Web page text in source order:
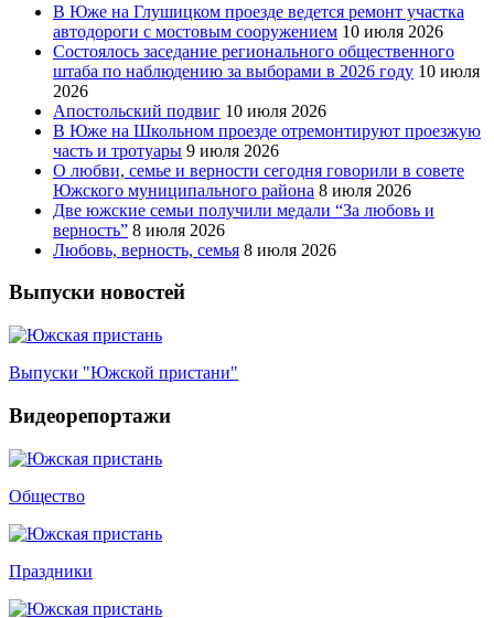
В Юже на Глушицком проезде ведется ремонт участка
автодороги с мостовым сооружением 10 июля 2026
Состоялось заседание регионального общественного
штаба по наблюдению за выборами в 2026 году 10 июля
2026
Апостольский подвиг 10 июля 2026
В Юже на Школьном проезде отремонтируют проезжую
часть и тротуары 9 июля 2026
О любви, семье и верности сегодня говорили в совете
Южского муниципального района 8 июля 2026
Две южские семьи получили медали “За любовь и
верность” 8 июля 2026
Любовь, верность, семья 8 июля 2026
Выпуски новостей
Выпуски "Южской пристани"
Видеорепортажи
Общество
Праздники